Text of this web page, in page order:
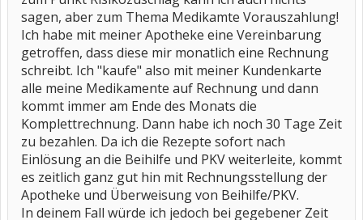
sagen, aber zum Thema Medikamte Vorauszahlung!
Ich habe mit meiner Apotheke eine Vereinbarung
getroffen, dass diese mir monatlich eine Rechnung
schreibt. Ich "kaufe" also mit meiner Kundenkarte
alle meine Medikamente auf Rechnung und dann
kommt immer am Ende des Monats die
Komplettrechnung. Dann habe ich noch 30 Tage Zeit
zu bezahlen. Da ich die Rezepte sofort nach
Einlösung an die Beihilfe und PKV weiterleite, kommt
es zeitlich ganz gut hin mit Rechnungsstellung der
Apotheke und Überweisung von Beihilfe/PKV.
In deinem Fall würde ich jedoch bei gegebener Zeit